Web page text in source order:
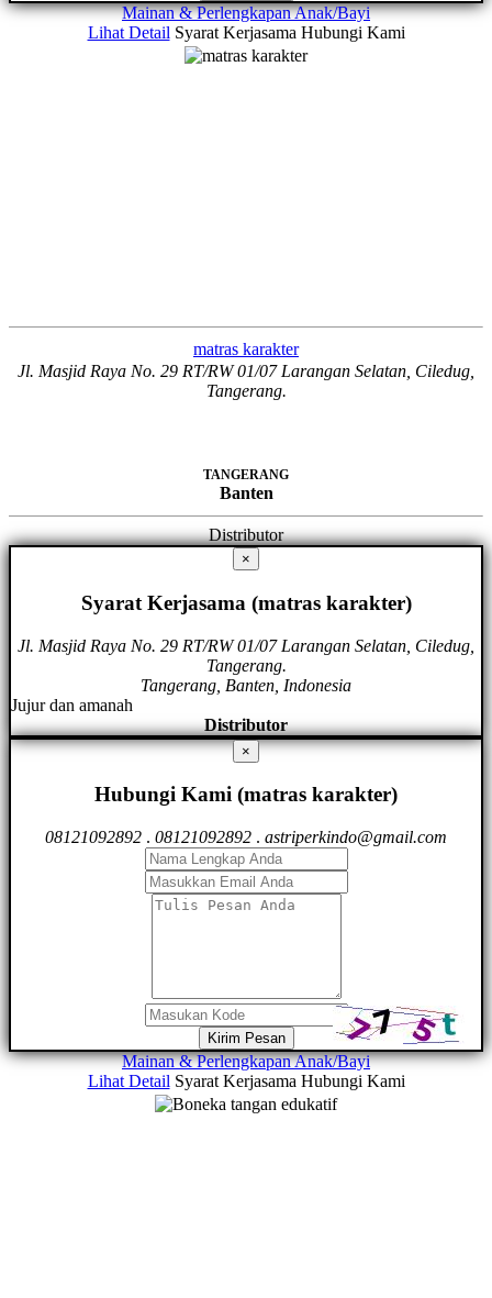
Mainan & Perlengkapan Anak/Bayi
Lihat Detail Syarat Kerjasama Hubungi Kami
matras karakter
Jl. Masjid Raya No. 29 RT/RW 01/07 Larangan Selatan, Ciledug,
Tangerang.
TANGERANG
Banten
Distributor
×
Syarat Kerjasama (matras karakter)
Jl. Masjid Raya No. 29 RT/RW 01/07 Larangan Selatan, Ciledug,
Tangerang.
Tangerang, Banten, Indonesia
Jujur dan amanah
Distributor
×
Hubungi Kami (matras karakter)
08121092892 . 08121092892 . astriperkindo@gmail.com
Kirim Pesan
Mainan & Perlengkapan Anak/Bayi
Lihat Detail Syarat Kerjasama Hubungi Kami